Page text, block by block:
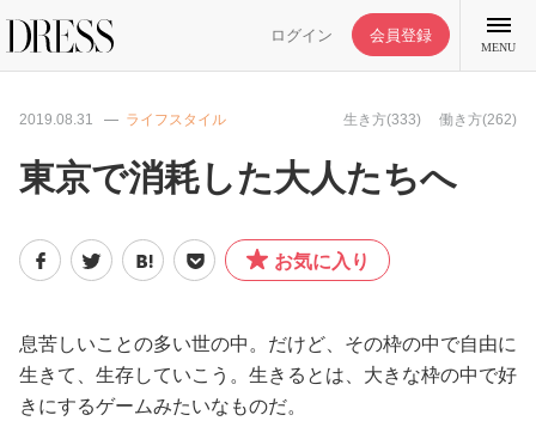
ログイン 会員登録
MENU
ライフスタイル
2019.08.31 ライフスタイル 生き方(333) 働き方(262)
東京で消耗した大人たちへ
お気に入り
息苦しいことの多い世の中。だけど、その枠の中で自由に
生きて、生存していこう。生きるとは、大きな枠の中で好
きにするゲームみたいなものだ。